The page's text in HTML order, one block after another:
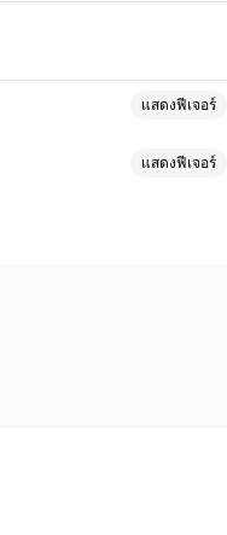
แสดงฟีเจอร์
แสดงฟีเจอร์